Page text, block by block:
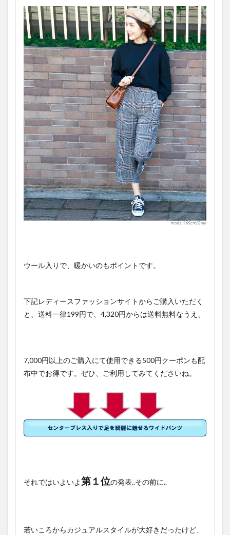
ウール入りで、暖かいのもポイントです。
下記レディースファッションサイトからご購入いただく
と、送料一律199円で、4,320円からは送料無料なうえ、
7,000円以上のご購入にて使用できる500円クーポンも配
布中でお得です。ぜひ、ご利用してみてくださいね。
それではいよいよ第１位の発表..その前に..
若いころからカジュアルスタイルが大好きだったけど、